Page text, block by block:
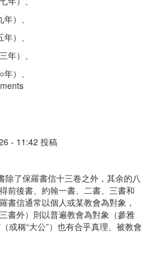
）、
）、
）、
）、
- 11:42 投稿
除了保羅書信十三卷之外，其余的八
前後書、約翰一書、二書、三書和
書信通常以個人或某教會為對象，
書外）則以普遍教會為對象（參雅
或稱“大公”）也有合乎真理、被教會